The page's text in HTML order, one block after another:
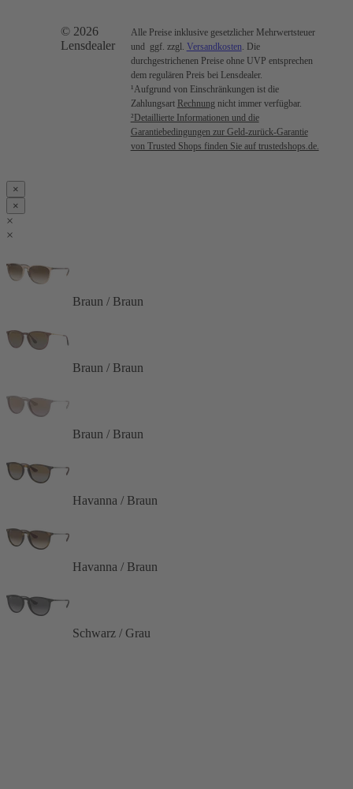
© 2026
Lensdealer
Alle Preise inklusive gesetzlicher Mehrwertsteuer
und ggf. zzgl. Versandkosten . Die
durchgestrichenen Preise ohne UVP entsprechen
dem regulären Preis bei Lensdealer.
¹Aufgrund von Einschränkungen ist die
Zahlungsart Rechnung nicht immer verfügbar.
²Detaillierte Informationen und die
Garantiebedingungen zur Geld-zurück-Garantie
von Trusted Shops finden Sie auf trustedshops.de.
×
×
×
×
Braun / Braun
Braun / Braun
Braun / Braun
Havanna / Braun
Havanna / Braun
Schwarz / Grau